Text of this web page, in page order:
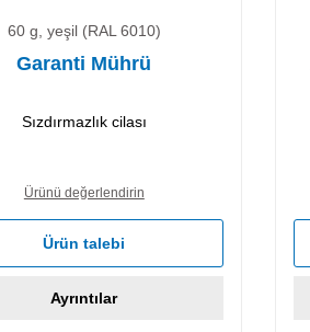
60 g, yeşil (RAL 6010)
Garanti Mührü
Sızdırmazlık cilası
Ürünü değerlendirin
Ürün talebi
Ayrıntılar